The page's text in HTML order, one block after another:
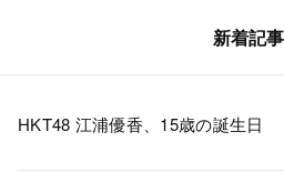
新着記事
HKT48 江浦優香、15歳の誕生日